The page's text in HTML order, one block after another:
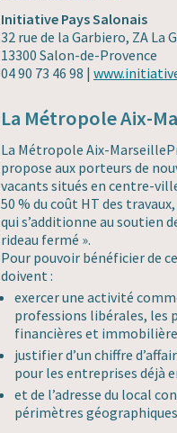
Initiative Pays Salonais
32 rue de la Garbiero, ZA La
13300 Salon-de-Provence
04 90 73 46 98 |
La Métropole Aix-
La Métropole Aix-
propose aux porteurs de
vacants situés en centre-
50 % du coût HT des
qui s’additionne au soutien
rideau fermé ».
Pour pouvoir bénéficier de
doivent :
exercer une activité
professions libérales, les
financières et
justifier d’un chiffre
pour les entreprises déjà
et de l’adresse du local
périmètres